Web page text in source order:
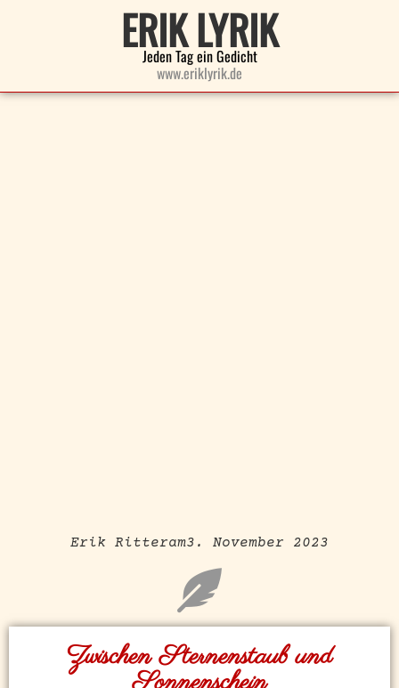
ERIK LYRIK
Jeden Tag ein Gedicht
www.eriklyrik.de
Erik Ritteram3. November 2023
Zwischen Sternenstaub und